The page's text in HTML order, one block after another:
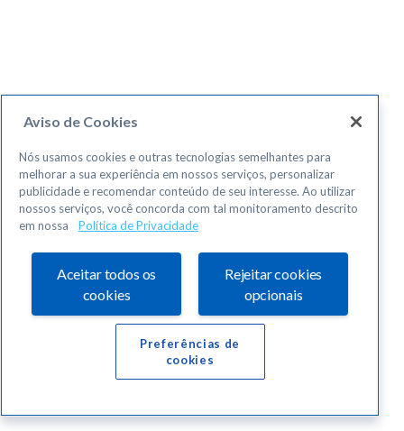
Aviso de Cookies
Nós usamos cookies e outras tecnologias semelhantes para
melhorar a sua experiência em nossos serviços, personalizar
publicidade e recomendar conteúdo de seu interesse. Ao utilizar
nossos serviços, você concorda com tal monitoramento descrito
em nossa
Política de Privacidade
Aceitar todos os
cookies
Rejeitar cookies
opcionais
Preferências de
cookies